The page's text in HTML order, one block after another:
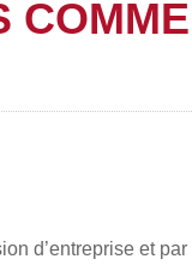
d’entreprise et